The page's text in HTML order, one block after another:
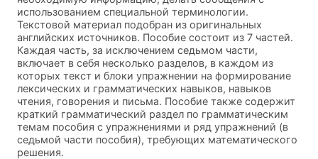
использованием специальной терминологии.
Текстовой материал подобран из оригинальных
английских источников. Пособие состоит из 7 частей.
Каждая часть, за исключением седьмом части,
включает в себя несколько разделов, в каждом из
которых текст и блоки упражнении на формирование
лексических и грамматических навыков, навыков
чтения, говорения и письма. Пособие также содержит
краткий грамматический раздел по грамматическим
темам пособия с упражнениями и ряд упражнений (в
седьмой части пособия), требующих математического
решения.